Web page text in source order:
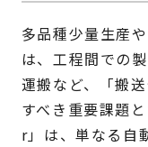
多品種少量生産
は、工程間での
運搬など、「搬
すべき重要課題
r」は、単なる自